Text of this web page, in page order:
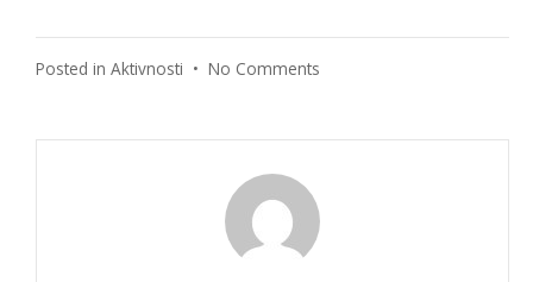
Posted in Aktivnosti • No Comments